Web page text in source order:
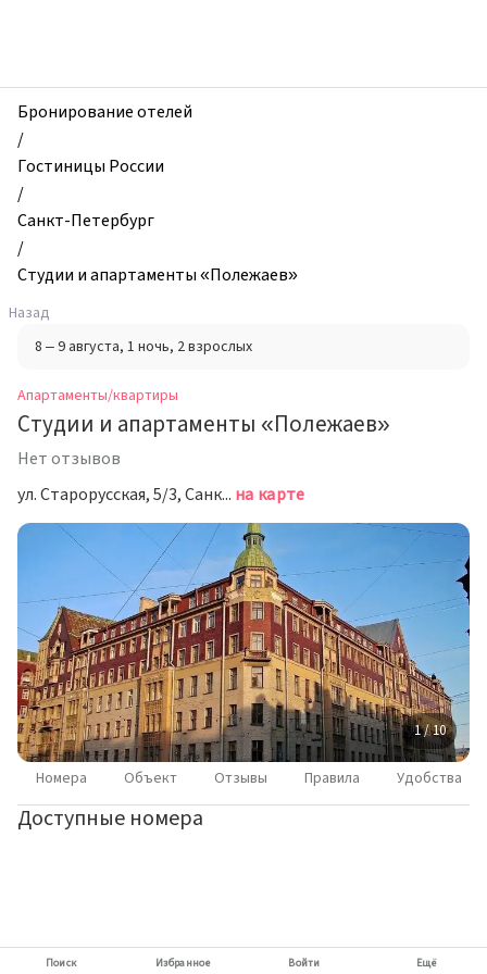
и
квартиры,
Студии
и
апартаменты
«Полежаев»,
Санкт-
Петербург,
Россия
Бронирование отелей
/
Гостиницы России
/
Санкт-Петербург
/
Студии и апартаменты «Полежаев»
Назад
8 – 9 августа, 1 ночь, 2 взрослых
Апартаменты/квартиры
Студии и апартаменты «Полежаев»
Нет отзывов
ул. Старорусская, 5/3, Санкт-Петербург на карте
1 / 10
Номера Объект Отзывы Правила Удобства
Доступные номера
Поиск Избранное Войти Ещё